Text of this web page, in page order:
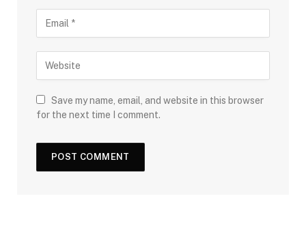
Save my name, email, and website in this browser
for the next time I comment.